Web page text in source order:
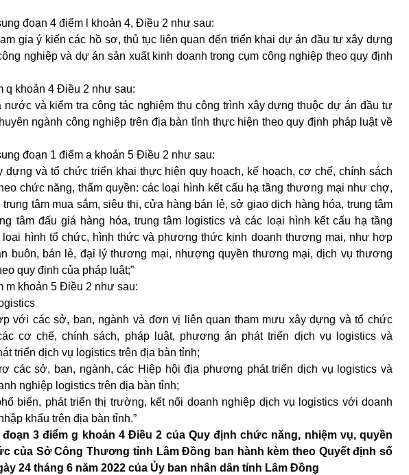
đoạn 4 điểm l khoản 4, Điều 2 như sau:
gia ý kiến các hồ sơ, thủ tục liên quan đến triển khai dự án đầu tư xây dựng
nghiệp và dự án sản xuất kinh doanh trong cụm công nghiệp theo quy định
q khoản 4 Điều 2 như sau:
nước và kiểm tra công tác nghiệm thu công trình xây dựng thuộc dự án đầu tư
ngành công nghiệp trên địa bàn tỉnh thực hiện theo quy định pháp luật về
đoạn 1 điểm a khoản 5 Điều 2 như sau:
dựng và tổ chức triển khai thực hiện quy hoạch, kế hoạch, cơ chế, chính sách
chức năng, thẩm quyền: các loại hình kết cấu hạ tầng thương mại như chợ,
tâm mua sắm, siêu thị, cửa hàng bán lẻ, sở giao dịch hàng hóa, trung tâm
tâm đấu giá hàng hóa, trung tâm logistics và các loại hình kết cấu hạ tầng
hình tổ chức, hình thức và phương thức kinh doanh thương mại, như hợp
buôn, bán lẻ, đại lý thương mại, nhượng quyền thương mại, dịch vụ thương
quy định của pháp luật;”
m khoản 5 Điều 2 như sau:
với các sở, ban, ngành và đơn vị liên quan tham mưu xây dựng và tổ chức
cơ chế, chính sách, pháp luật, phương án phát triển dịch vụ logistics và
triển dịch vụ logistics trên địa bàn tỉnh;
các sở, ban, ngành, các Hiệp hội địa phương phát triển dịch vụ logistics và
nghiệp logistics trên địa bàn tỉnh;
biến, phát triển thị trường, kết nối doanh nghiệp dịch vụ logistics với doanh
khẩu trên địa bàn tỉnh.”
3 điểm g khoản 4 Điều 2 của Quy định chức năng, nhiệm vụ, quyền
của Sở Công Thương tỉnh Lâm Đồng ban hành kèm theo Quyết định số
24 tháng 6 năm 2022 của Ủy ban nhân dân tỉnh Lâm Đồng